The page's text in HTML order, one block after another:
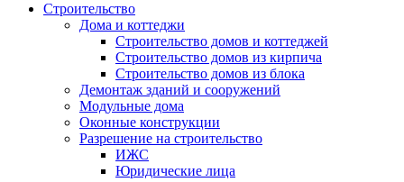
Строительство
Дома и коттеджи
Строительство домов и коттеджей
Строительство домов из кирпича
Строительство домов из блока
Демонтаж зданий и сооружений
Модульные дома
Оконные конструкции
Разрешение на строительство
ИЖС
Юридические лица